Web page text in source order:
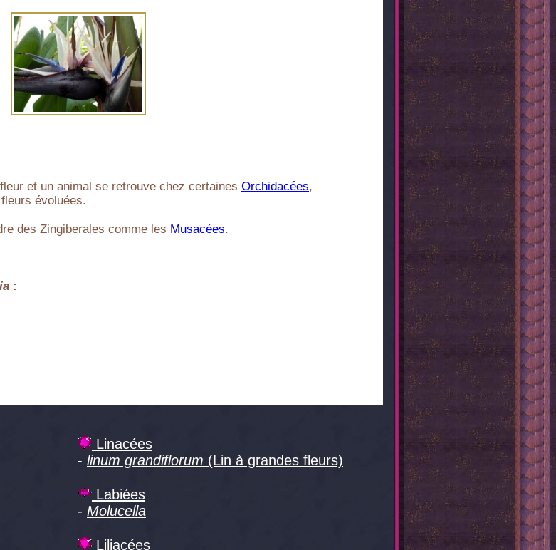
et un animal se retrouve chez certaines Orchidacées,
évoluées.
des Zingiberales comme les Musacées.
:
Linacées
- linum grandiflorum (Lin à grandes fleurs)
Labiées
- Molucella
Liliacées